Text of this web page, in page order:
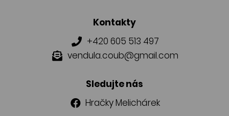
Kontakty
+420 605 513 497
vendula.coub@gmail.com
Sledujte nás
Hračky Melichárek